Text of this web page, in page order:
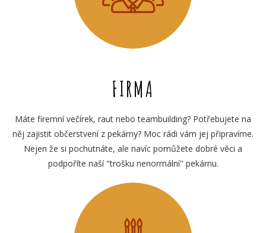
FIRMA
Máte firemní večírek, raut nebo teambuilding? Potřebujete na
něj zajistit občerstvení z pekárny? Moc rádi vám jej připravíme.
Nejen že si pochutnáte, ale navíc pomůžete dobré věci a
podpoříte naší "trošku nenormální" pekárnu.